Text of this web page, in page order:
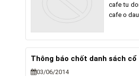
cafe tu
cafe o
Thông báo chốt danh sách cổ
03/06/2014